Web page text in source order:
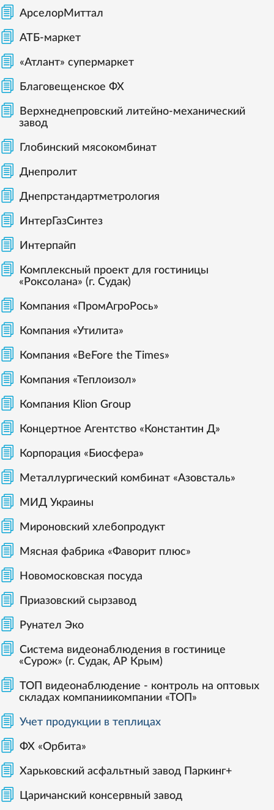
АрселорМиттал
АТБ-маркет
«Атлант» супермаркет
Благовещенское ФХ
Верхнеднепровский литейно-механический
завод
Глобинский мясокомбинат
Днепролит
Днепрстандартметрология
ИнтерГазСинтез
Интерпайп
Комплексный проект для гостиницы
«Роксолана» (г. Судак)
Компания «ПромАгроРось»
Компания «Утилита»
Компания «BeFore the Times»
Компания «Теплоизол»
Компания Klion Group
Концертное Агентство «Константин Д»
Корпорация «Биосфера»
Металлургический комбинат «Азовсталь»
МИД Украины
Мироновский хлебопродукт
Мясная фабрика «Фаворит плюс»
Новомосковская посуда
Приазовский сырзавод
Рунател Эко
Система видеонаблюдения в гостинице
«Сурож» (г. Судак, АР Крым)
ТОП видеонаблюдение - контроль на оптовых
складах компаниикомпании «ТОП»
Учет продукции в теплицах
ФХ «Орбита»
Харьковский асфальтный завод Паркинг+
Царичанский консервный завод